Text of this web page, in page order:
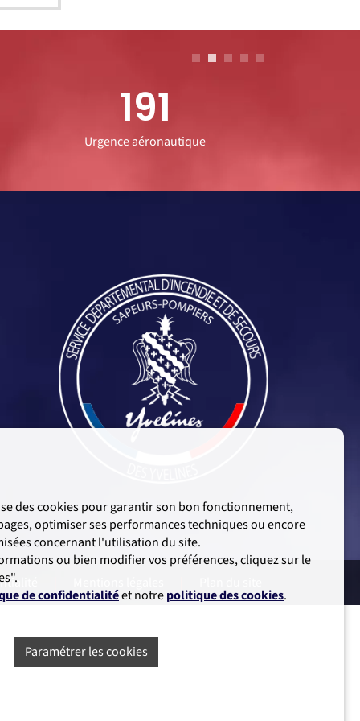
191
Urgence aéronautique
des cookies pour garantir son bon fonctionnement,
optimiser ses performances techniques ou encore
concernant l'utilisation du site.
ou bien modifier vos préférences, cliquez sur le
de confidentialitéet notrepolitique des cookies.
Paramétrer les cookies